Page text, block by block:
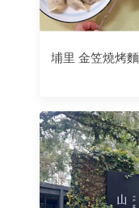
埔里 金笠燒烤